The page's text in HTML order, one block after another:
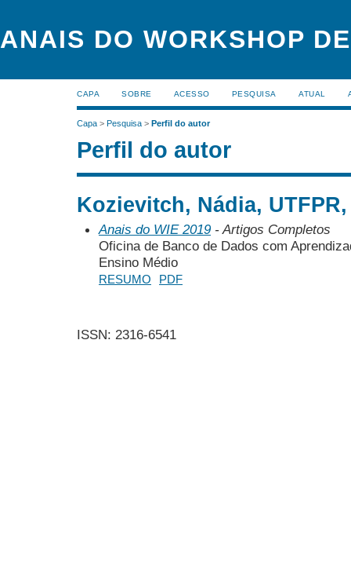
ANAIS DO WORKSHOP
CAPA SOBRE ACESSO PESQUISA ATUAL
Capa > Pesquisa > Perfil do autor
Perfil do autor
Kozievitch, Nádia,
Anais do WIE 2019 - Artigos Completos
Oficina de Banco de Dados com
Ensino Médio
RESUMO PDF
ISSN: 2316-6541